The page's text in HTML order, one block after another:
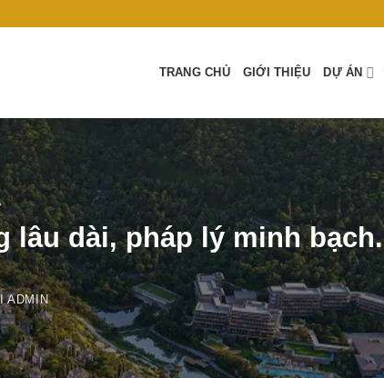
TRANG CHỦ GIỚI THIỆU DỰ ÁN
lâu dài, pháp lý minh bạch.
ADMIN